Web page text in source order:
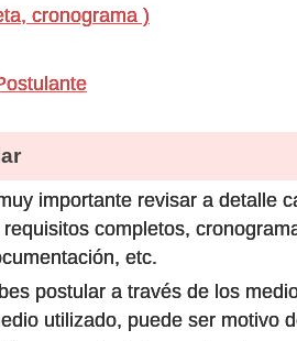
cronograma )
importante revisar a detalle
completos,
etc.
postular a través de los
utilizado, puede ser motivo